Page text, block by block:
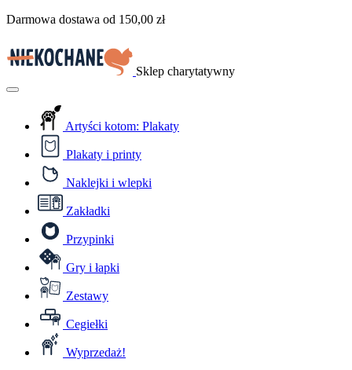
Przejdź
treści
Darmowa dostawa od 150,00 zł
Sklep charytatywny
Menu
Artyści kotom: Plakaty
Plakaty i printy
Naklejki i wlepki
Zakładki
Przypinki
Gry i łapki
Zestawy
Cegiełki
Wyprzedaż!